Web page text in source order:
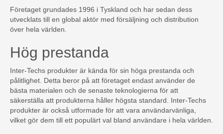
Företaget grundades 1996 i Tyskland och har sedan dess
utvecklats till en global aktör med försäljning och distribution
över hela världen.
Hög prestanda
Inter-Techs produkter är kända för sin höga prestanda och
pålitlighet. Detta beror på att företaget endast använder de
bästa materialen och de senaste teknologierna för att
säkerställa att produkterna håller högsta standard. Inter-Techs
produkter är också utformade för att vara användarvänliga,
vilket gör dem till ett populärt val bland användare i hela världen.